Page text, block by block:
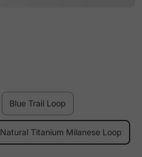
Blue Trail Loop
Natural Titanium Milanese Loop